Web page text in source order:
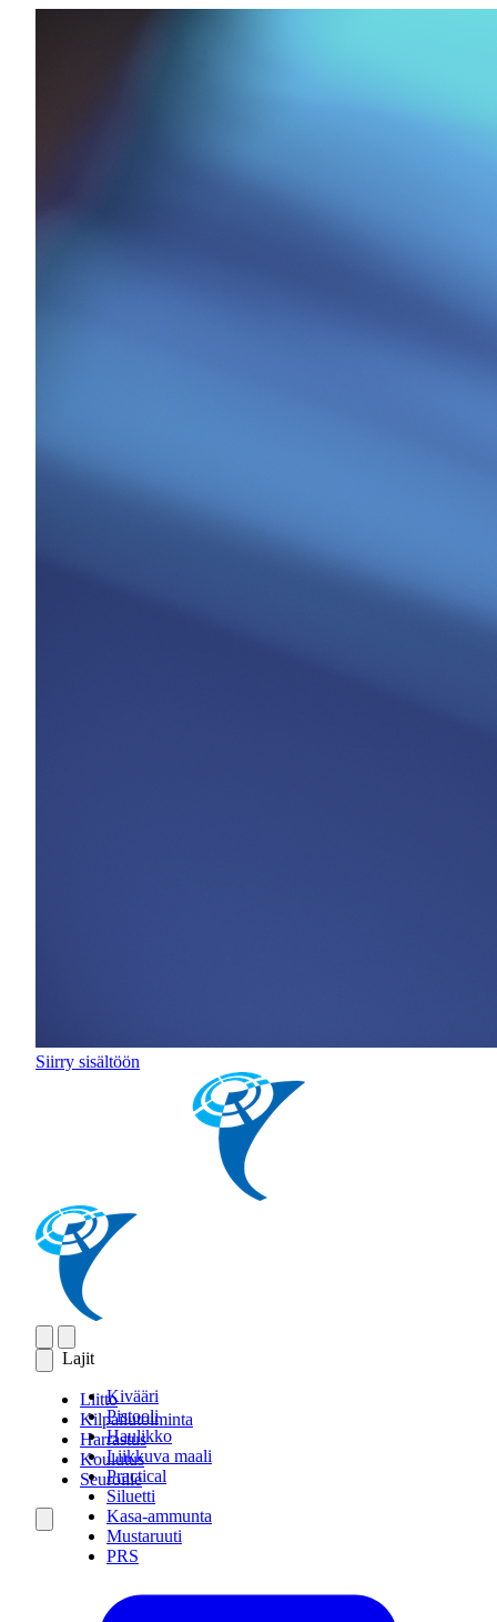
Siirry sisältöön
Lajit
Kivääri
Pistooli
Haulikko
Liikkuva maali
Practical
Siluetti
Kasa-ammunta
Mustaruuti
PRS
Liitto
Kilpailutoiminta
Harrastus
Koulutus
Seuroille